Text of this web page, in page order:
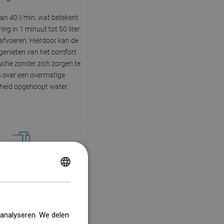
40 l/min, wat betekent
in 1 minuut tot 50 liter
Hierdoor kan de
van het comfort
zonder zich zorgen te
over een overmatige
opgehoopt water.
positie van de
We delen